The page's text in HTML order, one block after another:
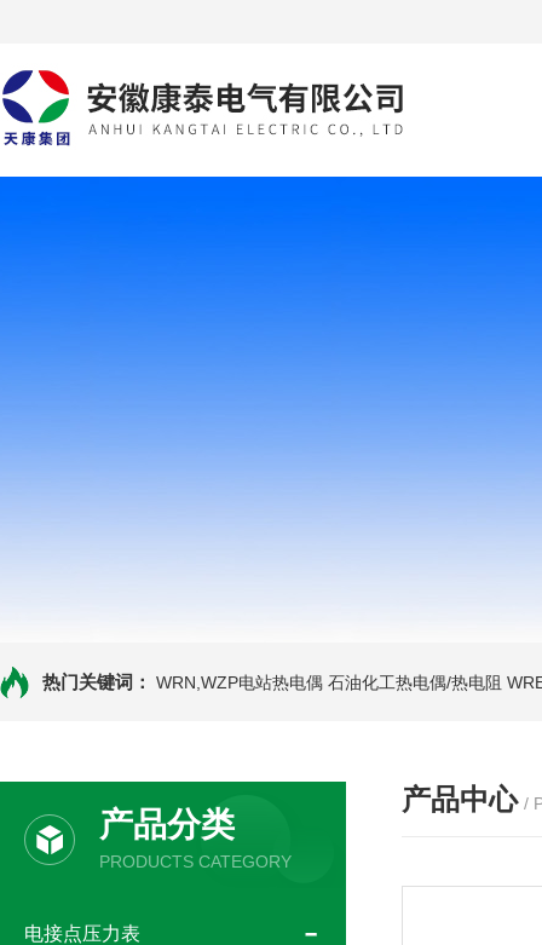
热门关键词： WRN,WZP电站热电偶 石油化工热电偶/热电阻
产品分类
PRODUCTS CATEGORY
电接点压力表
产品中心 /